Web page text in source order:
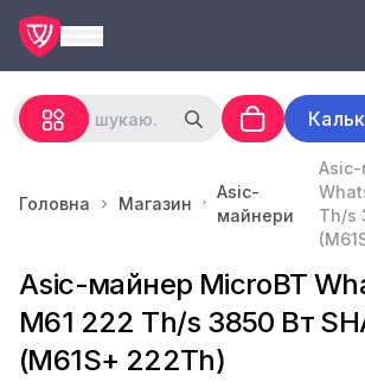
Головна Магазин
Asic-
майнери
Asic-
Th/s
Asic-майнер MicroBT
M61 222 Th/s 3850 Вт
(M61S+ 222Th)